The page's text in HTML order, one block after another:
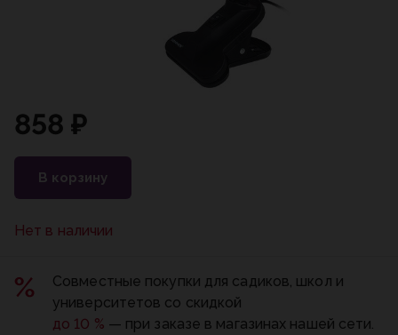
858 ₽
В корзину
Нет в наличии
Совместные покупки для садиков, школ и
университетов со скидкой
до 10 % — при заказе в магазинах нашей сети.